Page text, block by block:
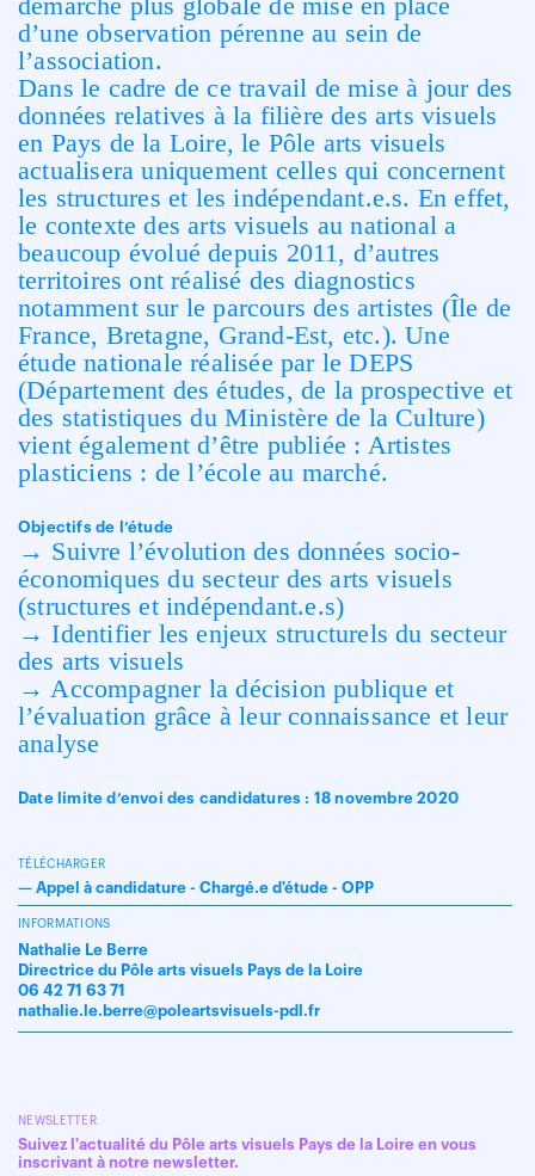
d’une observation pérenne au sein de
l’association.
Dans le cadre de ce travail de mise à jour des
données relatives à la filière des arts visuels
en Pays de la Loire, le Pôle arts visuels
actualisera uniquement celles qui concernent
les structures et les indépendant.e.s. En effet,
le contexte des arts visuels au national a
beaucoup évolué depuis 2011, d’autres
territoires ont réalisé des diagnostics
notamment sur le parcours des artistes (Île de
France, Bretagne, Grand-Est, etc.). Une
étude nationale réalisée par le DEPS
(Département des études, de la prospective et
des statistiques du Ministère de la Culture)
vient également d’être publiée : Artistes
plasticiens : de l’école au marché.
Objectifs de l’étude
→ Suivre l’évolution des données socio-
économiques du secteur des arts visuels
(structures et indépendant.e.s)
→ Identifier les enjeux structurels du secteur
des arts visuels
→ Accompagner la décision publique et
l’évaluation grâce à leur connaissance et leur
analyse
Date limite d’envoi des candidatures : 18 novembre 2020
TÉLÉCHARGER
— Appel à candidature - Chargé.e d'étude - OPP
INFORMATIONS
Nathalie Le Berre
Directrice du Pôle arts visuels Pays de la Loire
06 42 71 63 71
nathalie.le.berre@poleartsvisuels-pdl.fr
NEWSLETTER
Suivez l'actualité du Pôle arts visuels Pays de la Loire en vous
inscrivant à notre newsletter.